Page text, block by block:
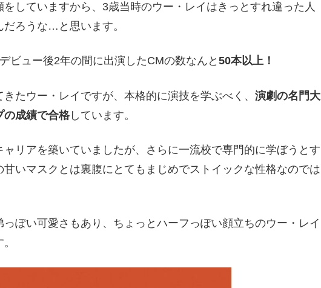
していますから、3歳当時のウー・レイはきっとすれ違った人
ろうな…と思います。
ビュー後2年の間に出演したCMの数なんと 50本以上！
たウー・レイですが、本格的に演技を学ぶべく、 演劇の名門大
の成績で合格しています。
リアを築いていましたが、さらに一流校で専門的に学ぼうとす
いマスクとは裏腹にとてもまじめでストイックな性格なのでは
ぽい可愛さもあり、ちょっとハーフっぽい顔立ちのウー・レイ